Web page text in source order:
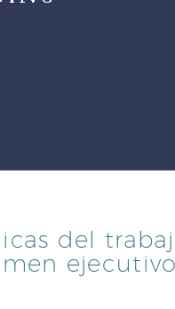
del
ejecutivo